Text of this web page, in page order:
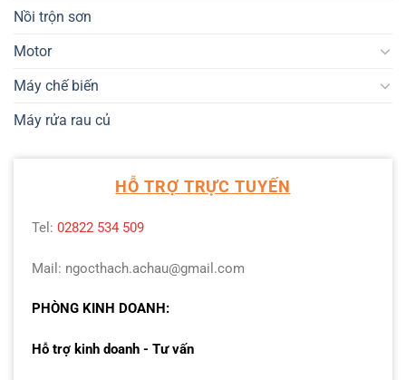
Nồi trộn sơn
Motor
Máy chế biến
Máy rửa rau củ
HỖ TRỢ TRỰC TUYẾN
Tel: 02822 534 509
Mail: ngocthach.achau@gmail.com
PHÒNG KINH DOANH:
Hỗ trợ kinh doanh - Tư vấn